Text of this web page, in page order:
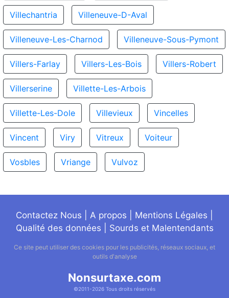
Villechantria Villeneuve-D-Aval
Villeneuve-Les-Charnod Villeneuve-Sous-Pymont
Villers-Farlay Villers-Les-Bois Villers-Robert
Villerserine Villette-Les-Arbois
Villette-Les-Dole Villevieux Vincelles
Vincent Viry Vitreux Voiteur
Vosbles Vriange Vulvoz
Contactez Nous A propos Mentions Légales
Qualité des données
Sourds et Malentendants
Ce site peut utiliser des cookies pour les publicités, réseaux sociaux, et
outils d'analyse
Nonsurtaxe.com
©2011-2026 Tous droits réservés